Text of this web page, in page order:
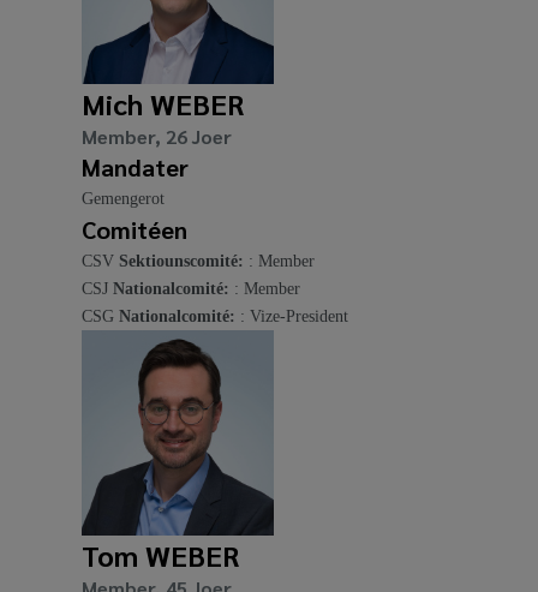
Mich WEBER
Member, 26 Joer
Mandater
Gemengerot
Comitéen
CSV Sektiounscomité: : Member
CSJ Nationalcomité: : Member
CSG Nationalcomité: : Vize-President
Tom WEBER